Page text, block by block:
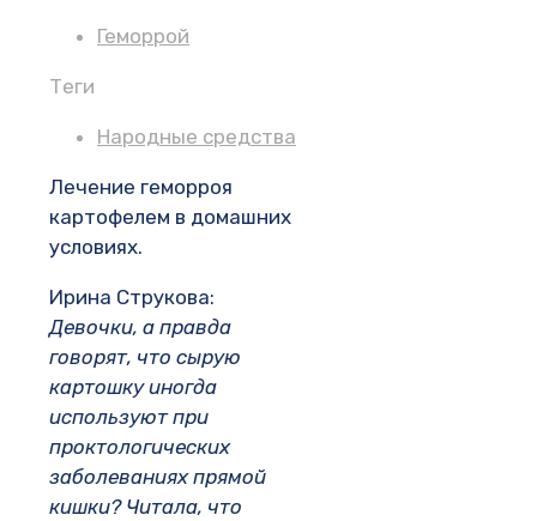
Геморрой
Теги
Народные средства
Лечение геморроя
картофелем в домашних
условиях.
Ирина Струкова:
Девочки, а правда
говорят, что сырую
картошку иногда
используют при
проктологических
заболеваниях прямой
кишки? Читала, что